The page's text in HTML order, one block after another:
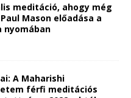
meditáció, ahogy még
Mason előadása a
nyomában
A Maharishi
férfi meditációs